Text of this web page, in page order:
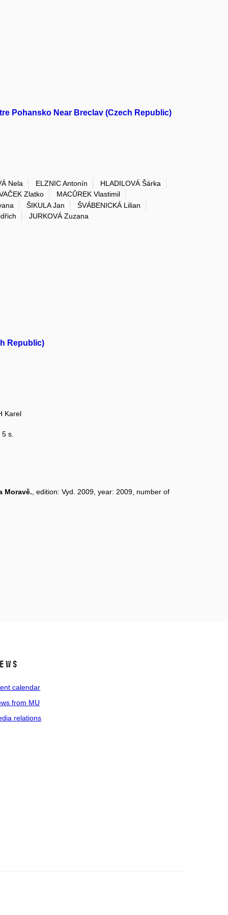
Pohansko Near Breclav (Czech Republic)
Nela ELZNIC Antonín
HLADILOVÁ Šárka
Zlatko
MACŮREK Vlastimil
ŠIKULA Jan
ŠVÁBENICKÁ Lilian
JURKOVÁ Zuzana
Republic)
Karel
s.
Moravě., edition: Vyd. 2009, year: 2009, number of
calendar
from MU
relations